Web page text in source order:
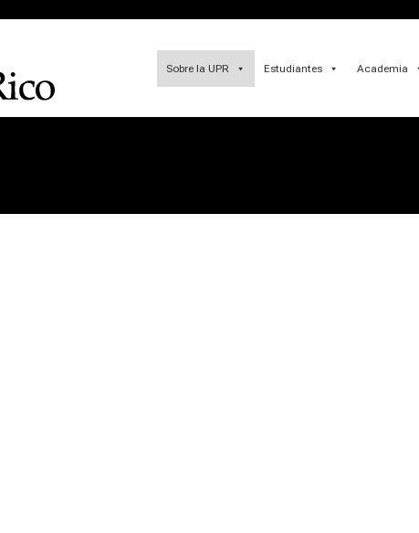
Sobre la UPR Estudiantes Academia